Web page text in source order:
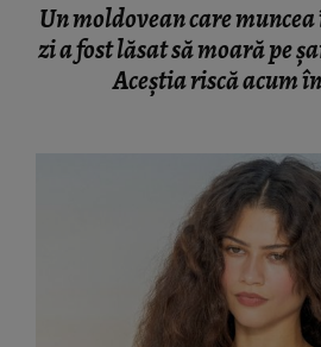
Un moldovean care
zi a fost lăsat să moară pe
Aceștia riscă acum